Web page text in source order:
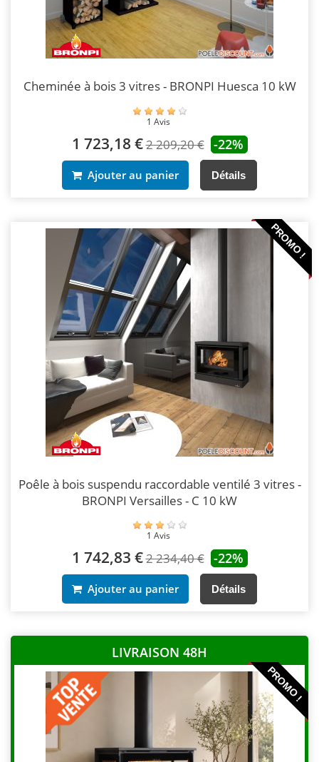
Cheminée à bois 3 vitres - BRONPI Huesca 10 kW
1 Avis
1 723,18 €2 209,20 € -22%
Ajouter au panier Détails
PROMO !
Poêle à bois suspendu raccordable ventilé 3 vitres -
BRONPI Versailles - C 10 kW
1 Avis
1 742,83 €2 234,40 € -22%
Ajouter au panier Détails
LIVRAISON 48H
PROMO !